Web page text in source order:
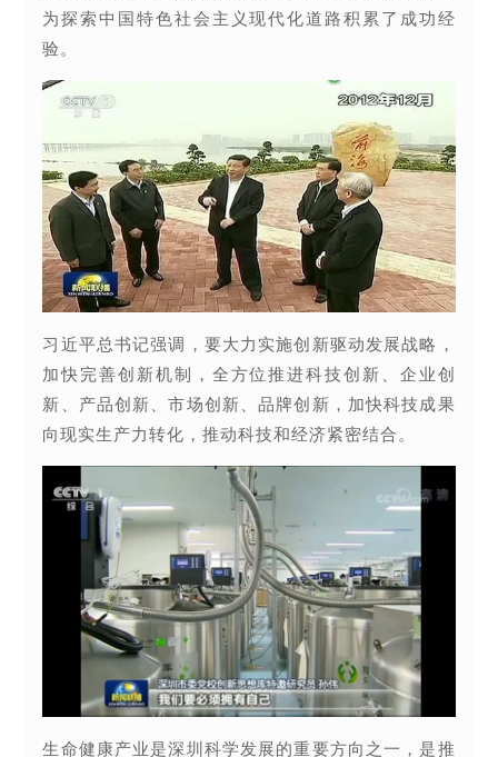
为探索中国特色社会主义现代化道路积累了成功经
验。
习近平总书记强调，要大力实施创新驱动发展战略，
加快完善创新机制，全方位推进科技创新、企业创
新、产品创新、市场创新、品牌创新，加快科技成果
向现实生产力转化，推动科技和经济紧密结合。
生命健康产业是深圳科学发展的重要方向之一，是推